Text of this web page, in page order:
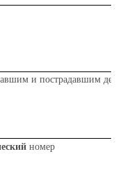
и пострадавшим детям
номер